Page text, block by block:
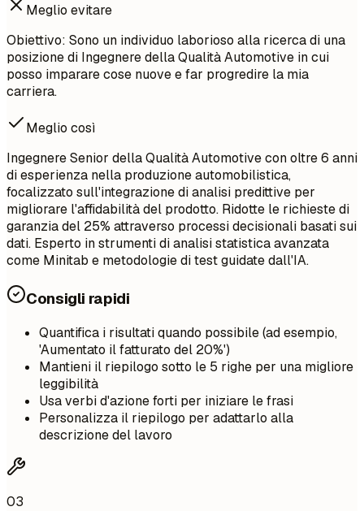
Meglio evitare
Obiettivo: Sono un individuo laborioso alla ricerca di una
posizione di Ingegnere della Qualità Automotive in cui
posso imparare cose nuove e far progredire la mia
carriera.
Meglio così
Ingegnere Senior della Qualità Automotive con oltre 6 anni
di esperienza nella produzione automobilistica,
focalizzato sull'integrazione di analisi predittive per
migliorare l'affidabilità del prodotto. Ridotte le richieste di
garanzia del 25% attraverso processi decisionali basati sui
dati. Esperto in strumenti di analisi statistica avanzata
come Minitab e metodologie di test guidate dall'IA.
Consigli rapidi
Quantifica i risultati quando possibile (ad esempio,
'Aumentato il fatturato del 20%')
Mantieni il riepilogo sotto le 5 righe per una migliore
leggibilità
Usa verbi d'azione forti per iniziare le frasi
Personalizza il riepilogo per adattarlo alla
descrizione del lavoro
03